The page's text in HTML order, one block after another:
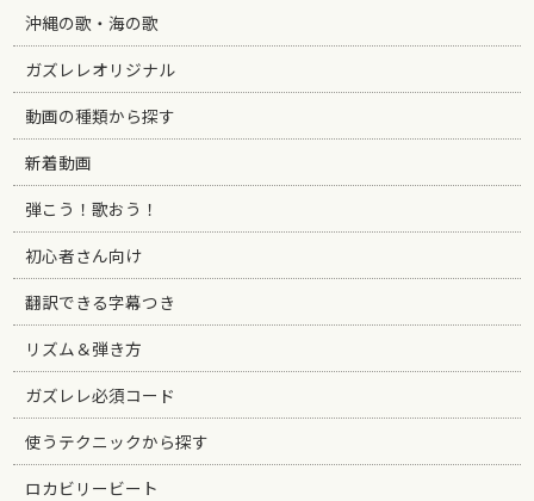
沖縄の歌・海の歌
ガズレレオリジナル
動画の種類から探す
新着動画
弾こう！歌おう！
初心者さん向け
翻訳できる字幕つき
リズム＆弾き方
ガズレレ必須コード
使うテクニックから探す
ロカビリービート